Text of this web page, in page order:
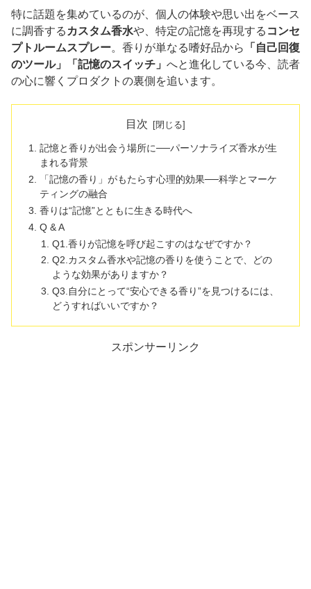
特に話題を集めているのが、個人の体験や思い出をベース
に調香する カスタム香水や、特定の記憶を再現する コンセ
プトルームスプレー。香りが単なる嗜好品から
「自己回復
のツール」「記憶のスイッチ」 へと進化している今、読者
の心に響くプロダクトの裏側を追います。
目次
記憶と香りが出会う場所に──パーソナライズ香水が生
まれる背景
「記憶の香り」がもたらす心理的効果──科学とマーケ
ティングの融合
香りは“記憶”とともに生きる時代へ
Q & A
Q1.香りが記憶を呼び起こすのはなぜですか？
Q2.カスタム香水や記憶の香りを使うことで、どの
ような効果がありますか？
Q3.自分にとって“安心できる香り”を見つけるには、
どうすればいいですか？
スポンサーリンク